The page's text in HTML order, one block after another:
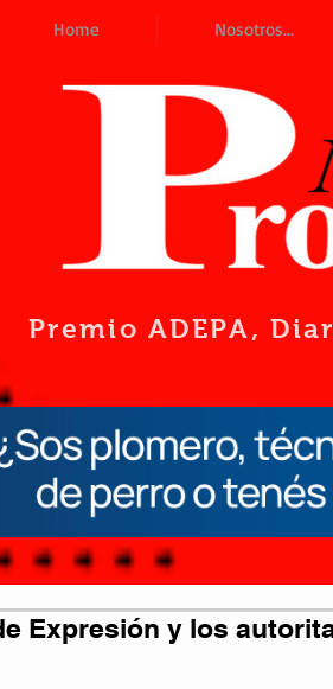
Home Nosotros...
Premio ADEPA,
Expresión y los